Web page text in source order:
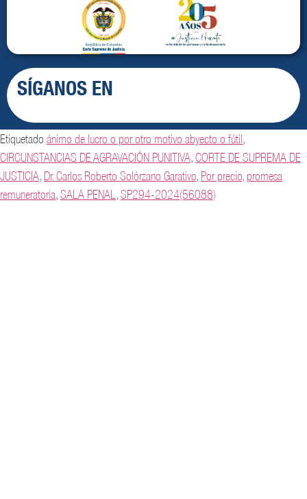
SÍGANOS EN
Etiquetado ánimo de lucro o por otro motivo abyecto o fútil,
CIRCUNSTANCIAS DE AGRAVACIÓN PUNITIVA,CORTE DE SUPREMA DE
JUSTICIA, Dr. Carlos Roberto Solórzano Garativo, Por precio, promesa
remuneratoria,SALA PENAL,SP294-2024(56088)